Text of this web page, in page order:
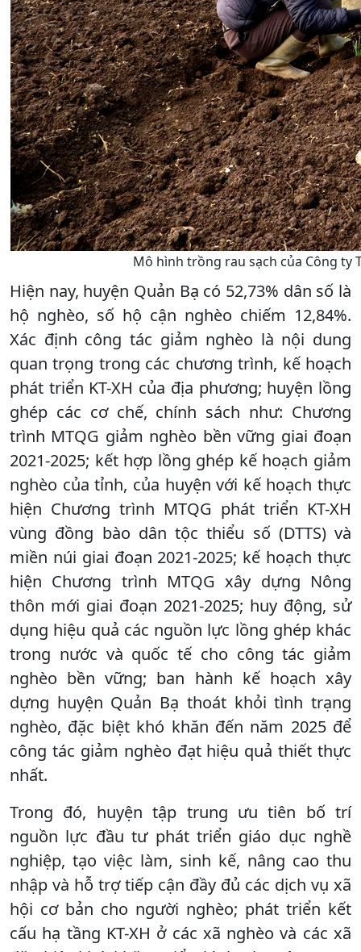
Mô hình trồng rau sạch của Công ty
Hiện nay, huyện Quản Bạ có 52,73% dân số là
hộ nghèo, số hộ cận nghèo chiếm 12,84%.
Xác định công tác giảm nghèo là nội dung
quan trọng trong các chương trình, kế hoạch
phát triển KT-XH của địa phương; huyện lồng
ghép các cơ chế, chính sách như: Chương
trình MTQG giảm nghèo bền vững giai đoạn
2021-2025; kết hợp lồng ghép kế hoạch giảm
nghèo của tỉnh, của huyện với kế hoạch thực
hiện Chương trình MTQG phát triển KT-XH
vùng đồng bào dân tộc thiểu số (DTTS) và
miền núi giai đoạn 2021-2025; kế hoạch thực
hiện Chương trình MTQG xây dựng Nông
thôn mới giai đoạn 2021-2025; huy động, sử
dụng hiệu quả các nguồn lực lồng ghép khác
trong nước và quốc tế cho công tác giảm
nghèo bền vững; ban hành kế hoạch xây
dựng huyện Quản Bạ thoát khỏi tình trạng
nghèo, đặc biệt khó khăn đến năm 2025 để
công tác giảm nghèo đạt hiệu quả thiết thực
nhất.
Trong đó, huyện tập trung ưu tiên bố trí
nguồn lực đầu tư phát triển giáo dục nghề
nghiệp, tạo việc làm, sinh kế, nâng cao thu
nhập và hỗ trợ tiếp cận đầy đủ các dịch vụ xã
hội cơ bản cho người nghèo; phát triển kết
cấu hạ tầng KT-XH ở các xã nghèo và các xã